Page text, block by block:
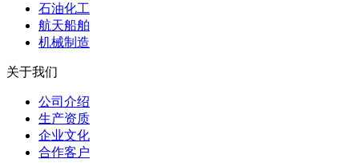
石油化工
航天船舶
机械制造
关于我们
公司介绍
生产资质
企业文化
合作客户